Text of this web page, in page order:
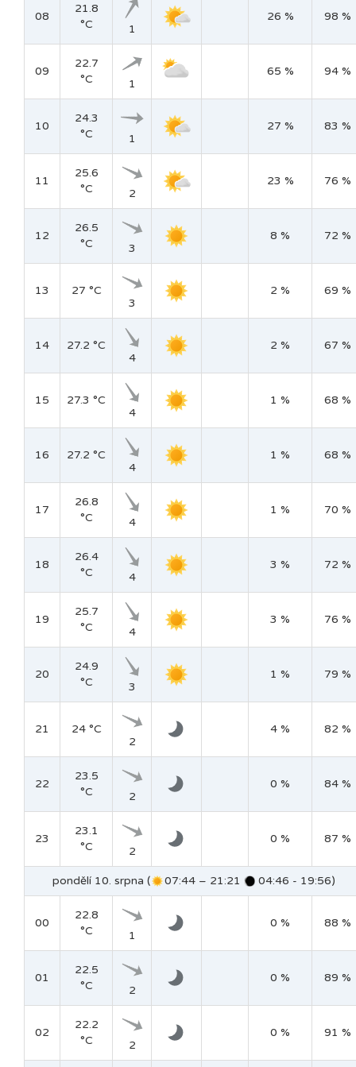
08
21.8
°C
1
26 % 98 %
09
22.7
°C
1
65 % 94 %
10
24.3
°C
1
27 % 83 %
11
25.6
°C
2
23 % 76 %
12
26.5
°C
3
8 % 72 %
13
27 °C
3
2 % 69 %
14
27.2 °C
4
2 % 67 %
15
27.3 °C
4
1 % 68 %
16
27.2 °C
4
1 % 68 %
17
26.8
°C
4
1 % 70 %
18
26.4
°C
4
3 % 72 %
19
25.7
°C
4
3 % 76 %
20
24.9
°C
3
1 % 79 %
21
24 °C
2
4 % 82 %
22
23.5
°C
2
0 % 84 %
23
23.1
°C
2
0 % 87 %
pondělí 10. srpna ( 07:44 – 21:21 04:46 - 19:56)
00
22.8
°C
1
0 % 88 %
01
22.5
°C
2
0 % 89 %
02
22.2
°C
2
0 % 91 %